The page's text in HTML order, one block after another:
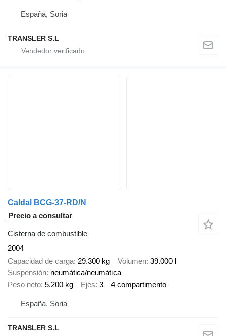
España, Soria
TRANSLER S.L
Caldal BCG-37-RD/N
Precio a consultar
Cisterna de combustible
2004
Capacidad de carga 29.300 kg Volumen 39.000 l
Suspensión neumática/neumática
Peso neto 5.200 kg Ejes 3 4 compartimento
España, Soria
TRANSLER S.L